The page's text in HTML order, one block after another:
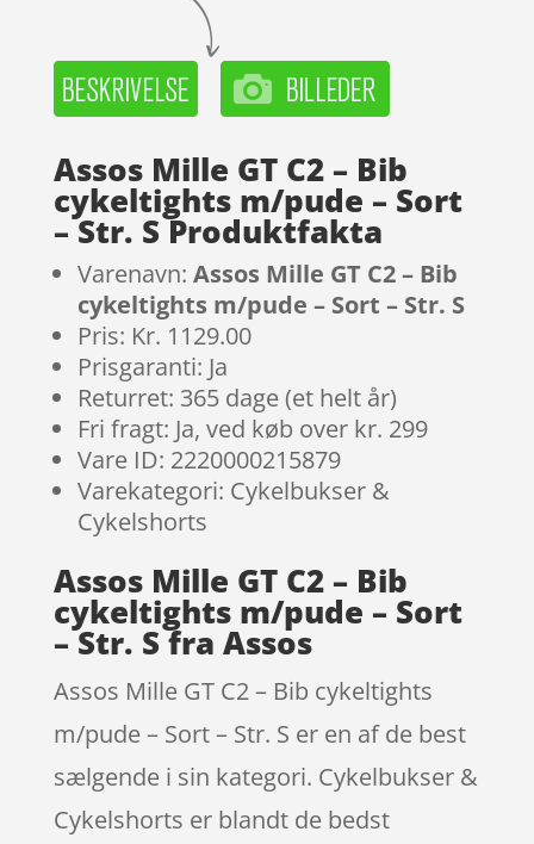
Assos Mille GT C2 – Bib
cykeltights m/pude – Sort
– Str. S Produktfakta
Varenavn: Assos Mille GT C2 – Bib
cykeltights m/pude – Sort – Str. S
Pris: Kr. 1129.00
Prisgaranti: Ja
Returret: 365 dage (et helt år)
Fri fragt: Ja, ved køb over kr. 299
Vare ID: 2220000215879
Varekategori: Cykelbukser &
Cykelshorts
Assos Mille GT C2 – Bib
cykeltights m/pude – Sort
– Str. S fra Assos
Assos Mille GT C2 – Bib cykeltights
m/pude – Sort – Str. S er en af de best
sælgende i sin kategori. Cykelbukser &
Cykelshorts er blandt de bedst